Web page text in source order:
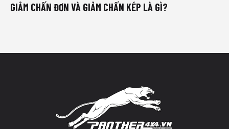
GIẢM CHẤN ĐƠN VÀ GIẢM CHẤN KÉP LÀ GÌ?